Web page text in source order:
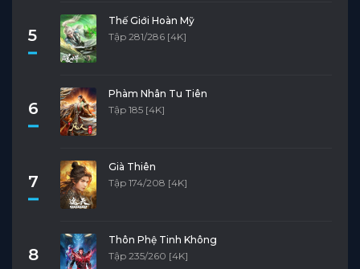
5
Thế Giới Hoàn Mỹ
Tập 281/286 [4K]
6
Phàm Nhân Tu Tiên
Tập 185 [4K]
7
Già Thiên
Tập 174/208 [4K]
8
Thôn Phệ Tinh Không
Tập 235/260 [4K]